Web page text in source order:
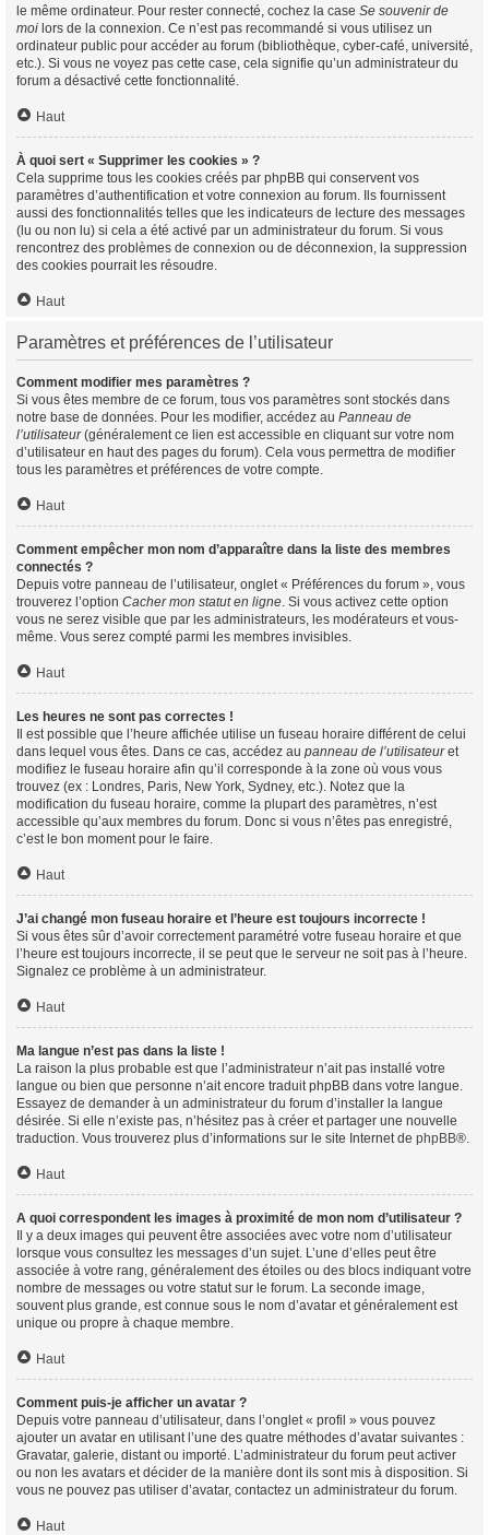
le même ordinateur. Pour rester connecté, cochez la case Se souvenir de
moi lors de la connexion. Ce n’est pas recommandé si vous utilisez un
ordinateur public pour accéder au forum (bibliothèque, cyber-café, université,
etc.). Si vous ne voyez pas cette case, cela signifie qu’un administrateur du
forum a désactivé cette fonctionnalité.
Haut
À quoi sert « Supprimer les cookies » ?
Cela supprime tous les cookies créés par phpBB qui conservent vos
paramètres d’authentification et votre connexion au forum. Ils fournissent
aussi des fonctionnalités telles que les indicateurs de lecture des messages
(lu ou non lu) si cela a été activé par un administrateur du forum. Si vous
rencontrez des problèmes de connexion ou de déconnexion, la suppression
des cookies pourrait les résoudre.
Haut
Paramètres et préférences de l’utilisateur
Comment modifier mes paramètres ?
Si vous êtes membre de ce forum, tous vos paramètres sont stockés dans
notre base de données. Pour les modifier, accédez au Panneau de
l’utilisateur(généralement ce lien est accessible en cliquant sur votre nom
d’utilisateur en haut des pages du forum). Cela vous permettra de modifier
tous les paramètres et préférences de votre compte.
Haut
Comment empêcher mon nom d’apparaître dans la liste des membres
connectés ?
Depuis votre panneau de l’utilisateur, onglet « Préférences du forum », vous
trouverez l’option Cacher mon statut en ligne. Si vous activez cette option
vous ne serez visible que par les administrateurs, les modérateurs et vous-
même. Vous serez compté parmi les membres invisibles.
Haut
Les heures ne sont pas correctes !
Il est possible que l’heure affichée utilise un fuseau horaire différent de celui
dans lequel vous êtes. Dans ce cas, accédez au panneau de l’utilisateuret
modifiez le fuseau horaire afin qu’il corresponde à la zone où vous vous
trouvez (ex : Londres, Paris, New York, Sydney, etc.). Notez que la
modification du fuseau horaire, comme la plupart des paramètres, n’est
accessible qu’aux membres du forum. Donc si vous n’êtes pas enregistré,
c’est le bon moment pour le faire.
Haut
J’ai changé mon fuseau horaire et l’heure est toujours incorrecte !
Si vous êtes sûr d’avoir correctement paramétré votre fuseau horaire et que
l’heure est toujours incorrecte, il se peut que le serveur ne soit pas à l’heure.
Signalez ce problème à un administrateur.
Haut
Ma langue n’est pas dans la liste !
La raison la plus probable est que l’administrateur n’ait pas installé votre
langue ou bien que personne n’ait encore traduit phpBB dans votre langue.
Essayez de demander à un administrateur du forum d’installer la langue
désirée. Si elle n’existe pas, n’hésitez pas à créer et partager une nouvelle
traduction. Vous trouverez plus d’informations sur le site Internet de phpBB®.
Haut
A quoi correspondent les images à proximité de mon nom d’utilisateur ?
Il y a deux images qui peuvent être associées avec votre nom d’utilisateur
lorsque vous consultez les messages d’un sujet. L’une d’elles peut être
associée à votre rang, généralement des étoiles ou des blocs indiquant votre
nombre de messages ou votre statut sur le forum. La seconde image,
souvent plus grande, est connue sous le nom d’avatar et généralement est
unique ou propre à chaque membre.
Haut
Comment puis-je afficher un avatar ?
Depuis votre panneau d’utilisateur, dans l’onglet « profil » vous pouvez
ajouter un avatar en utilisant l’une des quatre méthodes d’avatar suivantes :
Gravatar, galerie, distant ou importé. L’administrateur du forum peut activer
ou non les avatars et décider de la manière dont ils sont mis à disposition. Si
vous ne pouvez pas utiliser d’avatar, contactez un administrateur du forum.
Haut